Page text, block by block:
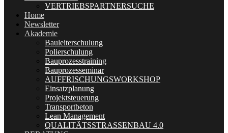
VERTRIEBSPARTNERSUCHE
Home
Newsletter
Akademie
Bauleiterschulung
Polierschulung
Bauprozesstraining
Bauprozesseminar
AUFFRISCHUNGSWORKSHOP
Einsatzplanung
Projektsteuerung
Transportbeton
Lean Management
QUALITÄTSSTRASSENBAU 4.0